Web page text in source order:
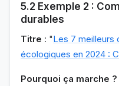
5.2 Exemple 2 :
durables
Titre : "Les 7 meilleurs
écologiques en 2024 :
Pourquoi ça marche ?